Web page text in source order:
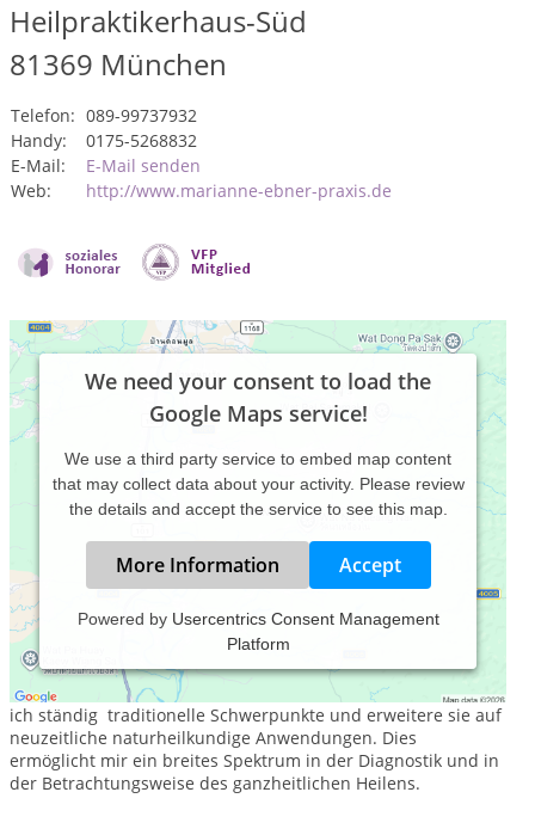
Heilpraktikerhaus-Süd
81369 München
Telefon: 089-99737932
Handy:
0175-5268832
E-Mail:
E-Mail senden
Web:
http://www.marianne-ebner-praxis.de
We need your consent to load the
Google Maps service!
We use a third party service to embed map content
that may collect data about your activity. Please review
the details and accept the service to see this map.
More Information Accept
Powered by Usercentrics Consent Management
Platform
Siehe unter wwww.marianne-ebner-praxis.de: Persönliches
Im Laufe meiner langjährigen Praxistätigkeit (1994) ergänze
ich ständig traditionelle Schwerpunkte und erweitere sie auf
neuzeitliche naturheilkundige Anwendungen. Dies
ermöglicht mir ein breites Spektrum in der Diagnostik und in
der Betrachtungsweise des ganzheitlichen Heilens.